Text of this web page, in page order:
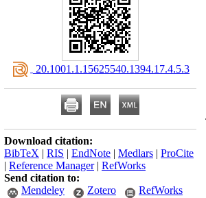
‎ 20.1001.1.15625540.1394.17.4.5.3
Download citation:
BibTeX | RIS | EndNote | Medlars | ProCite
| Reference Manager| RefWorks
Send citation to:
Mendeley
Zotero RefWorks